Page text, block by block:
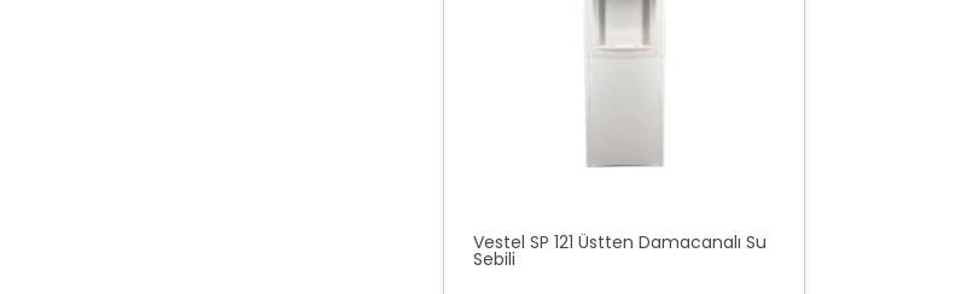
Vestel SP 121 Üstten Damacanalı Su
Sebili